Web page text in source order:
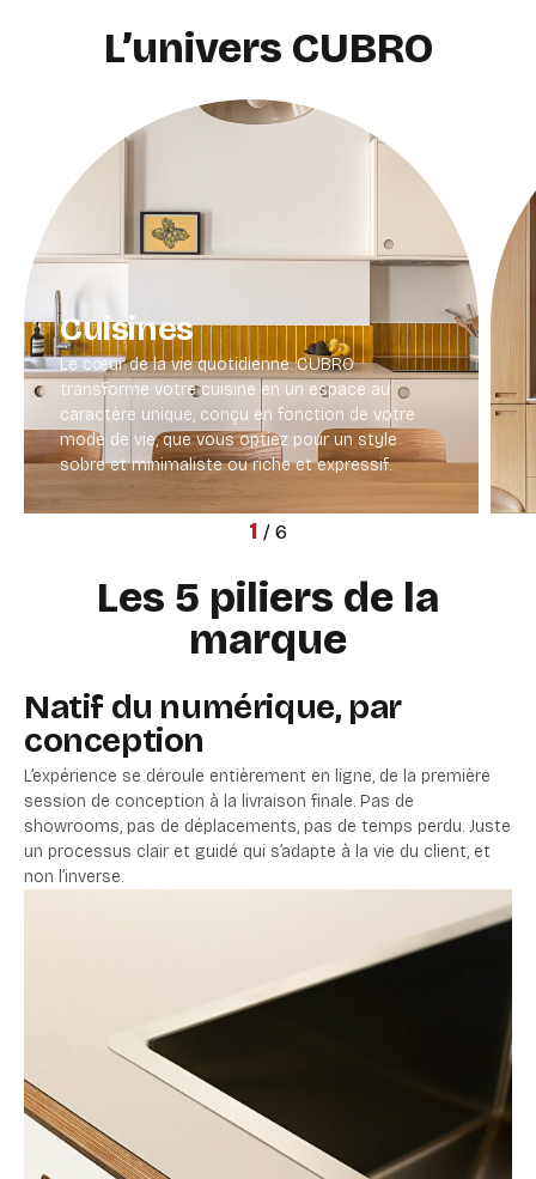
L’univers CUBRO
1 / 6
Cuisines
Le cœur de la vie quotidienne. CUBRO
transforme votre cuisine en un espace au
caractère unique, conçu en fonction de votre
mode de vie, que vous optiez pour un style
sobre et minimaliste ou riche et expressif.
Les 5 piliers de la
marque
Natif du numérique, par
conception
L’expérience se déroule entièrement en ligne, de la première
session de conception à la livraison finale. Pas de
showrooms, pas de déplacements, pas de temps perdu. Juste
un processus clair et guidé qui s’adapte à la vie du client, et
non l’inverse.